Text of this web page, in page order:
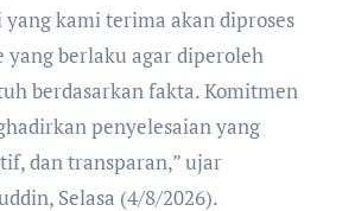
kami terima akan diproses
yang berlaku agar diperoleh
berdasarkan fakta. Komitmen
penyelesaian yang
dan transparan,” ujar
Selasa (4/8/2026).